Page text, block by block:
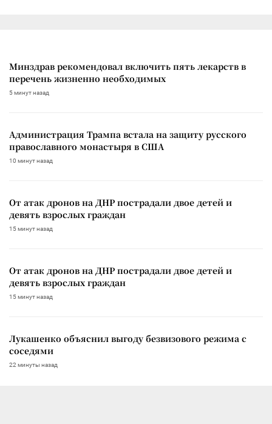
Минздрав рекомендовал включить пять лекарств в
перечень жизненно необходимых
5 минут назад
Администрация Трампа встала на защиту русского
православного монастыря в США
10 минут назад
От атак дронов на ДНР пострадали двое детей и
девять взрослых граждан
15 минут назад
От атак дронов на ДНР пострадали двое детей и
девять взрослых граждан
15 минут назад
Лукашенко объяснил выгоду безвизового режима с
соседями
22 минуты назад